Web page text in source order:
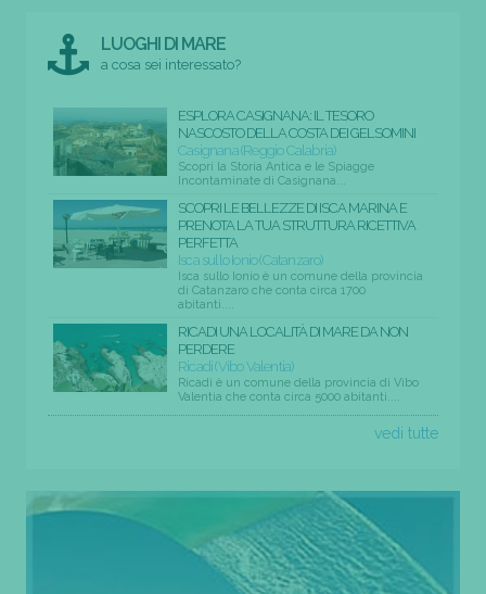
LUOGHI DI MARE
a cosa sei interessato?
ESPLORA CASIGNANA: IL TESORO
NASCOSTO DELLA COSTA DEI GELSOMINI
Casignana (Reggio Calabria)
Scopri la Storia Antica e le Spiagge
Incontaminate di Casignana...
SCOPRI LE BELLEZZE DI ISCA MARINA E
PRENOTA LA TUA STRUTTURA RICETTIVA
PERFETTA
Isca sullo Ionio (Catanzaro)
Isca sullo Ionio è un comune della provincia
di Catanzaro che conta circa 1700
abitanti....
RICADI UNA LOCALITÀ DI MARE DA NON
PERDERE
Ricadi (Vibo Valentia)
Ricadi è un comune della provincia di Vibo
Valentia che conta circa 5000 abitanti....
vedi tutte